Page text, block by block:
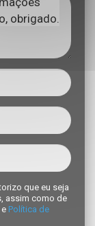
que eu seja
assim como de
e Política de